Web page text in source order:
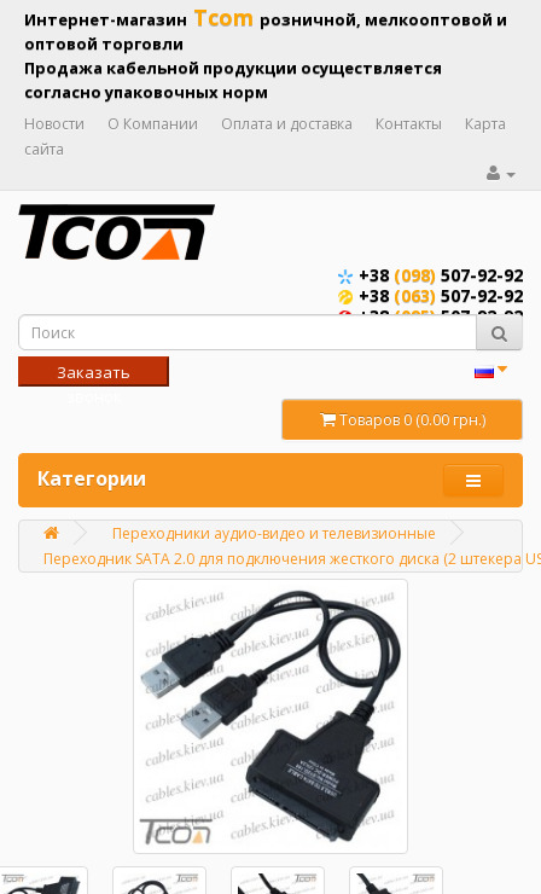
Интернет-магазин Tcom розничной, мелкооптовой и
оптовой торговли
Продажа кабельной продукции осуществляется
согласно упаковочных норм
Новости О Компании Оплата и доставка Контакты
Карта
сайта
+38 (098) 507-92-92
+38 (063) 507-92-92
+38(095)507-92-92
Заказать
Товаров 0 (0.00 грн.)
Категории
Переходники аудио-видео и телевизионные
Переходник SATA 2.0 для подключения жесткого диска (2 штекера